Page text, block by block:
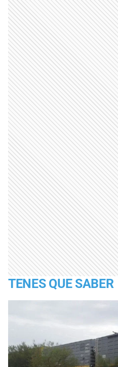
TENES QUE SABER